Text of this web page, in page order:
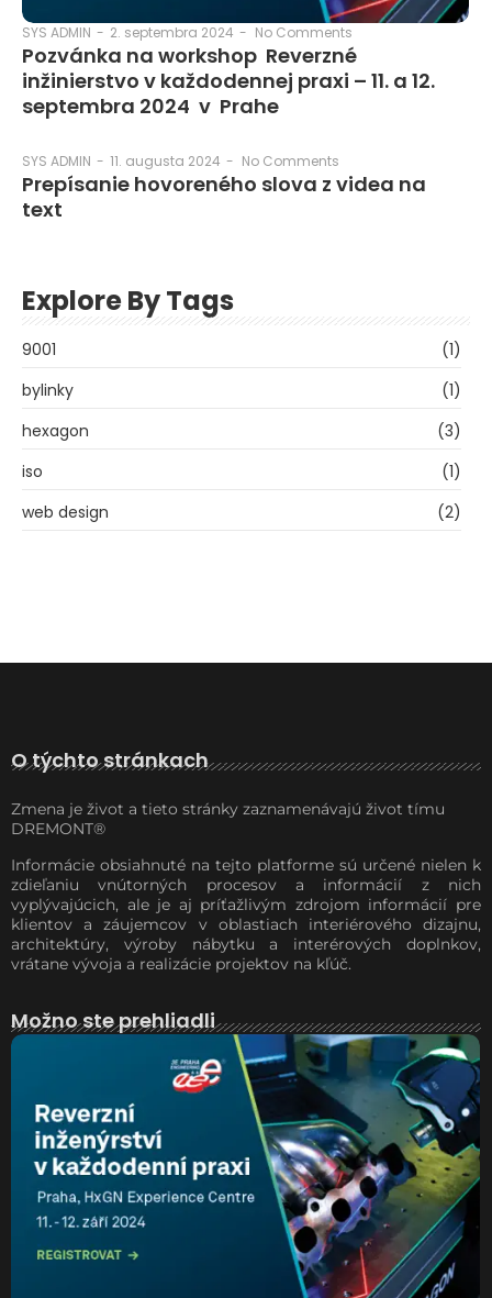
SYS ADMIN - 2. septembra 2024 - No Comments
Pozvánka na workshop Reverzné
inžinierstvo v každodennej praxi – 11. a 12.
septembra 2024 v Prahe
SYS ADMIN - 11. augusta 2024 - No Comments
Prepísanie hovoreného slova z videa na
text
Explore By Tags
9001
(1)
bylinky
(1)
hexagon
(3)
iso
(1)
web design
(2)
O týchto stránkach
Zmena je život a tieto stránky zaznamenávajú život tímu
DREMONT®
Informácie obsiahnuté na tejto platforme sú určené nielen k
zdieľaniu vnútorných procesov a informácií z nich
vyplývajúcich, ale je aj príťažlivým zdrojom informácií pre
klientov a záujemcov v oblastiach interiérového dizajnu,
architektúry, výroby nábytku a interérových doplnkov,
vrátane vývoja a realizácie projektov na kľúč.
Možno ste prehliadli